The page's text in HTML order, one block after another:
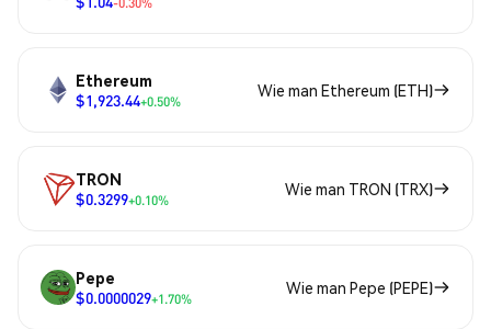
Ethereum
$1,923.44+0.50%
Wie man Ethereum (ETH)
TRON
$0.3299+0.10%
Wie man TRON (TRX)
Pepe
$0.0000029+1.70%
Wie man Pepe (PEPE)